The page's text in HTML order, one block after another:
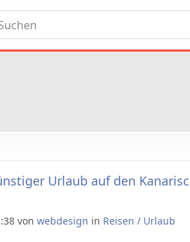
Urlaub auf den
von webdesign in Reisen / Urlaub